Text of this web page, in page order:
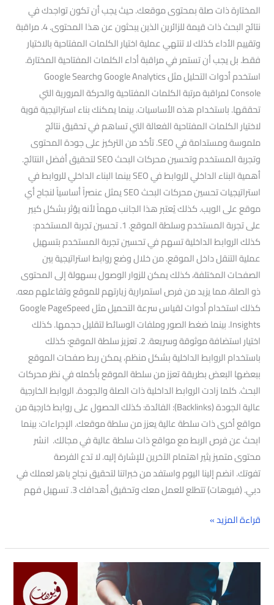
المختارة ذات صلة بمحتوى موقعك. حيث يجب أن تكون تواجدك في
نتائج البحث ذات قيمة للزائرين الذين يبحثون عن هذا المحتوى. 4. مراقبة
وتقييم الأداء كذلك لا تنتهي عملية اختيار الكلمات المفتاحية بالاختيار
فقط. بل يجب أن تستمر في مراقبة أداء الكلمات المفتاحية المختارة.
استخدم أدوات التحليل مثل Google Analytics وGoogle Search
Console لمراقبة مرتبة الكلمات المفتاحية والحركة المرورية التي
تحققها. باستخدام هذه الأساسيات. بينما يمكنك بناء استراتيجية قوية
لاختيار الكلمات المفتاحية الفعالة التي تساهم في تحقيق نتائج
ملموسة ومستدامة في SEO. تأكد من التركيز على جودة المحتوى
وتجربة المستخدم وتحسين محركات البحث SEO لتحقيق أفضل النتائج.
أهمية البناء الداخلي للروابط في SEO بينما البناء الداخلي للروابط في
استراتيجيات تحسين محركات البحث SEO يمثل عنصراً أساسياً لنجاح أي
موقع على الويب. كذلك يُعتبر هذا الجانب مهماً لأنه يؤثر بشكل كبير
على تجربة المستخدم وسلطة الموقع. 1. تحسين تجربة المستخدم:
كذلك الروابط الداخلية تسهم في تحسين تجربة المستخدم بتسهيل
عملية التنقل داخل الموقع. من خلال وضع روابط استراتيجية بين
الصفحات المختلفة، كذلك يمكن للزوار الوصول بسهولة إلى المحتوى
ذو الصلة، مما يزيد من فرص استمرارية زيارتهم للموقع وتفاعلهم معه.
كذلك استخدام أدوات لقياس سرعة التحميل مثل Google PageSpeed
Insights. بينما ضغط الصور وملفات الوسائط لتقليل حجمها. كذلك
اختيار استضافة موثوقة وسريعة. 2. تعزيز سلطة الموقع: كذلك
باستخدام الروابط الداخلية بشكل منظم، يمكن ربط صفحات الموقع
ببعضها البعض بطريقة تعزز من سلطة الموقع بأكمله في نظر محركات
البحث. كلما زادت الروابط الداخلية ذات الصلة والجودة. الروابط الخارجية
عالية الجودة (Backlinks): الفائدة: كذلك الحصول على روابط خارجية من
مواقع أخرى ذات سلطة عالية يعزز من سلطة موقعك. الإجراءات: بينما
ابحث عن فرص الربط مع مواقع ذات سلطة عالية في مجالك. انشر
محتوى متميز يثير اهتمام الآخرين للإشارة إليه. لا تدع الفرصة
تفوتك. انضم إلينا اليوم واستفد من خبراتنا لتحقيق نجاح باهر لعملك في
دبي. (فيوهات) تتطلع للعمل معك وتحقيق أهدافك 3. تسهيل فهم
قراءة المزيد »
خطوات